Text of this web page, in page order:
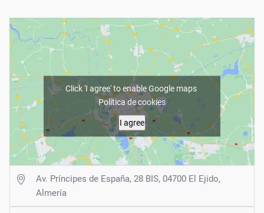
Click 'I agree' to enable Google maps
Política de cookies
I agree
Av. Príncipes de España, 28 BIS, 04700 El Ejido,
Almería